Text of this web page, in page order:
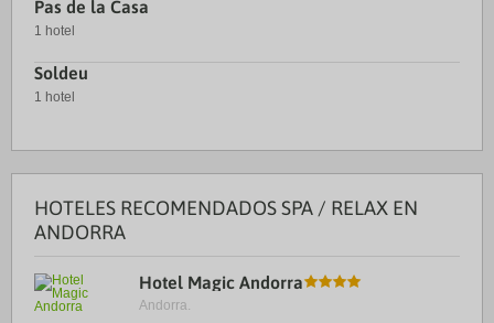
Pas de la Casa
1 hotel
Soldeu
1 hotel
HOTELES RECOMENDADOS SPA / RELAX EN
ANDORRA
Hotel Magic Andorra
Andorra.